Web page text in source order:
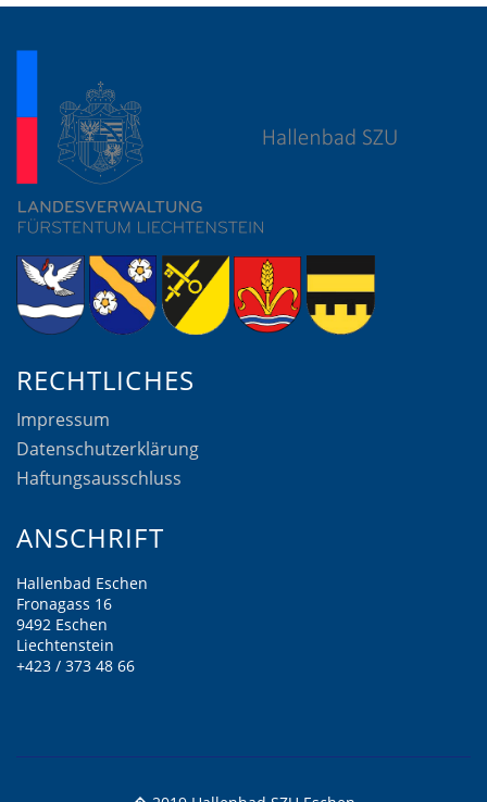
RECHTLICHES
Impressum
Datenschutzerklärung
Haftungsausschluss
ANSCHRIFT
Hallenbad Eschen
Fronagass 16
9492 Eschen
Liechtenstein
+423 / 373 48 66